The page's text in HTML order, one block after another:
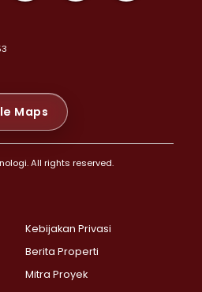
>
>
>
Hilir >
Selatan >
>
Selatan >
>
Maps
All rights reserved.
Kebijakan Privasi
Berita Properti
Mitra Proyek